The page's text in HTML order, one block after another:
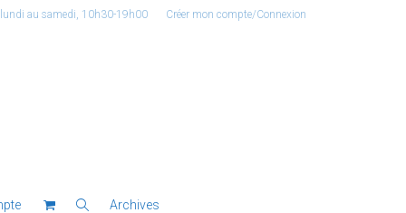
au samedi, 10h30-19h00 Créer mon compte/Connexion
Archives